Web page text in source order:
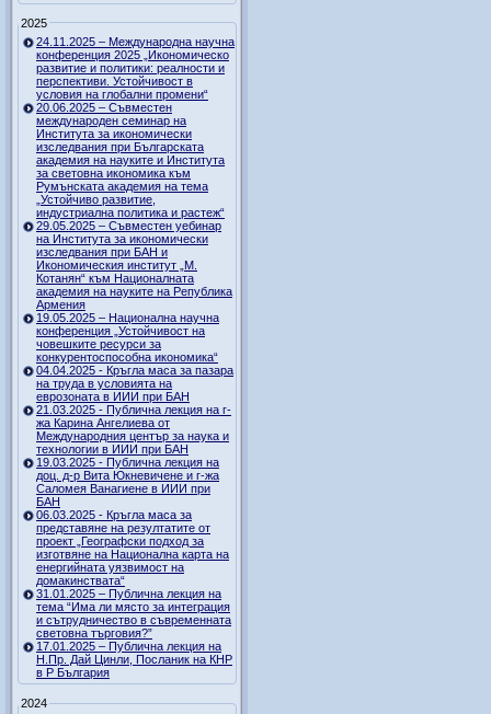
2025
24.11.2025 – Международна научна
конференция 2025 „Икономическо
развитие и политики: реалности и
перспективи. Устойчивост в
условия на глобални промени“
20.06.2025 – Съвместен
международен семинар на
Института за икономически
изследвания при Българската
академия на науките и Института
за световна икономика към
Румънската академия на тема
„Устойчиво развитие,
индустриална политика и растеж“
29.05.2025 – Съвместен уебинар
на Института за икономически
изследвания при БАН и
Икономическия институт „М.
Котанян“ към Националната
академия на науките на Република
Армения
19.05.2025 – Национална научна
конференция „Устойчивост на
човешките ресурси за
конкурентоспособна икономика“
04.04.2025 - Кръгла маса за пазара
на труда в условията на
еврозоната в ИИИ при БАН
21.03.2025 - Публична лекция на г-
жа Карина Ангелиева от
Международния център за наука и
технологии в ИИИ при БАН
19.03.2025 - Публична лекция на
доц. д-р Вита Юкневичене и г-жа
Саломея Ванагиене в ИИИ при
БАН
06.03.2025 - Кръгла маса за
представяне на резултатите от
проект „Географски подход за
изготвяне на Национална карта на
енергийната уязвимост на
домакинствата“
31.01.2025 – Публична лекция на
тема “Има ли място за интеграция
и сътрудничество в съвременната
световна търговия?”
17.01.2025 – Публична лекция на
Н.Пр. Дай Цинли, Посланик на КНР
в Р България
2024